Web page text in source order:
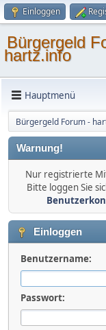
Einloggen
Bürgergeld
hartz.info
Hauptmenü
Bürgergeld Forum -
Warnung!
Nur registrierte
Bitte loggen Sie
Einloggen
Benutzername:
Passwort: